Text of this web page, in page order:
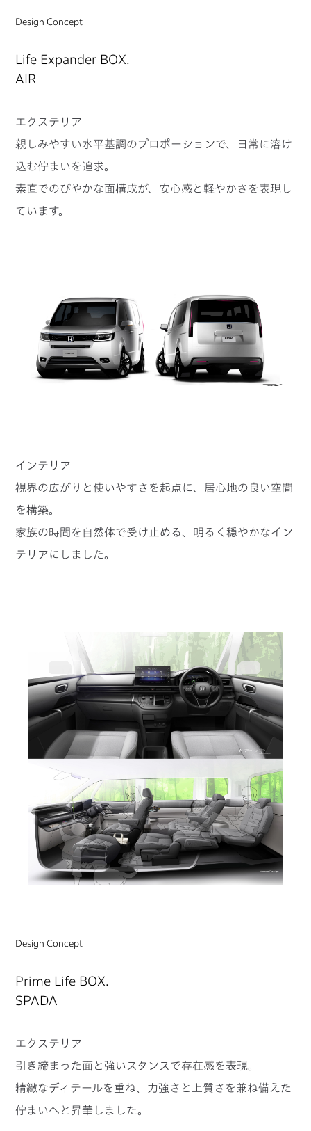
Design Concept
Life Expander BOX.
AIR
エクステリア
親しみやすい水平基調のプロポーションで、日常に溶け
込む佇まいを追求。
素直でのびやかな面構成が、安心感と軽やかさを表現し
ています。
インテリア
視界の広がりと使いやすさを起点に、居心地の良い空間
を構築。
家族の時間を自然体で受け止める、明るく穏やかなイン
テリアにしました。
Design Concept
Prime Life BOX.
SPADA
エクステリア
引き締まった面と強いスタンスで存在感を表現。
精緻なディテールを重ね、力強さと上質さを兼ね備えた
佇まいへと昇華しました。